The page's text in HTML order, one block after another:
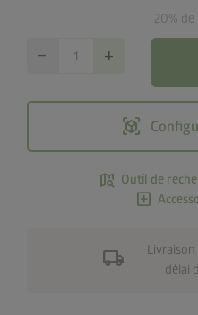
20% de
remove add
view_in_ar
map_search Outil de
add_box
local_shipping
délai